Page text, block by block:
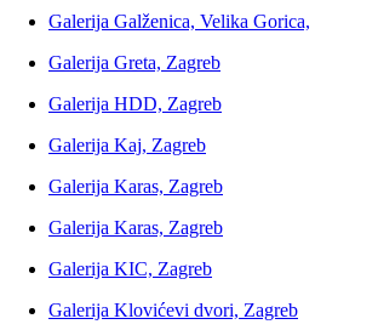
Galerija Galženica, Velika Gorica,
Galerija Greta, Zagreb
Galerija HDD, Zagreb
Galerija Kaj, Zagreb
Galerija Karas, Zagreb
Galerija Karas, Zagreb
Galerija KIC, Zagreb
Galerija Klovićevi dvori, Zagreb